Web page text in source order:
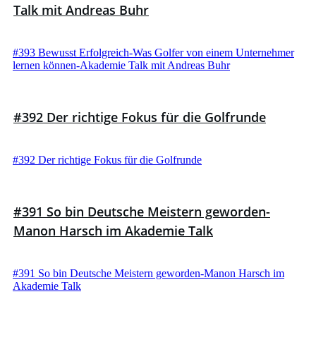
Talk mit Andreas Buhr
#393 Bewusst Erfolgreich-Was Golfer von einem Unternehmer
lernen können-Akademie Talk mit Andreas Buhr
#392 Der richtige Fokus für die Golfrunde
#392 Der richtige Fokus für die Golfrunde
#391 So bin Deutsche Meistern geworden-
Manon Harsch im Akademie Talk
#391 So bin Deutsche Meistern geworden-Manon Harsch im
Akademie Talk